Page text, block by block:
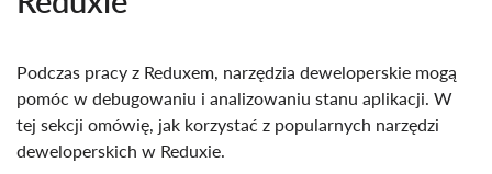
Podczas pracy z Reduxem, narzędzia deweloperskie mogą
pomóc w debugowaniu i analizowaniu stanu aplikacji. W
tej sekcji omówię, jak korzystać z popularnych narzędzi
deweloperskich w Reduxie.